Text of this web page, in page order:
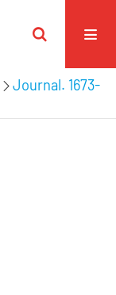
Journal. 1673-